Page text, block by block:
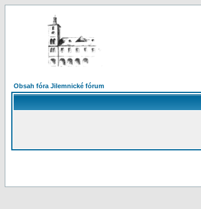
Obsah fóra Jilemnické fórum